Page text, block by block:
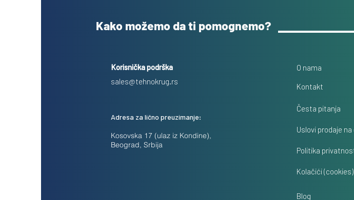
Kako možemo da ti pomognemo?
Korisnička podrška
sales@tehnokrug.rs
Adresa za lično preuzimanje:
Kosovska 17 (ulaz iz Kondine),
Beograd, Srbija
O nama
Kontakt
Česta pitanja
Uslovi prodaje na
Politika
Kolačići (cookies)
Blog